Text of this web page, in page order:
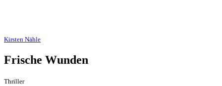
Kirsten Nähle
Frische Wunden
Thriller